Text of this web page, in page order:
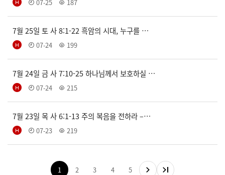
07-25 187
7월 25일 토 사 8:1-22 흑암의 시대, 누구를 …
07-24 199
7월 24일 금 사 7:10-25 하나님께서 보호하실 …
07-24 215
7월 23일 목 사 6:1-13 주의 복음을 전하라 –…
07-23 219
1 2 3 4 5